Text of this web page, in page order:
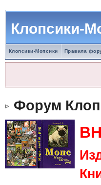
Клопсики-
Клопсики-Мопсики Правила
Форум